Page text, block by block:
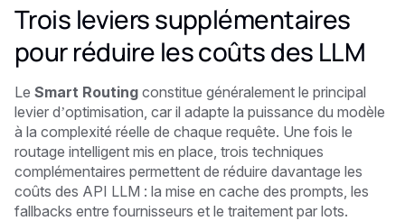
Trois leviers supplémentaires
pour réduire les coûts des LLM
Le Smart Routing constitue généralement le principal
levier d’optimisation, car il adapte la puissance du modèle
à la complexité réelle de chaque requête. Une fois le
routage intelligent mis en place, trois techniques
complémentaires permettent de réduire davantage les
coûts des API LLM : la mise en cache des prompts, les
fallbacks entre fournisseurs et le traitement par lots.